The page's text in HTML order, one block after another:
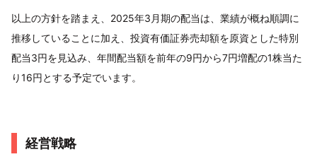
以上の方針を踏まえ、2025年3月期の配当は、業績が概ね順調に
推移していることに加え、投資有価証券売却額を原資とした特別
配当3円を見込み、年間配当額を前年の9円から7円増配の1株当た
り16円とする予定でいます。
経営戦略